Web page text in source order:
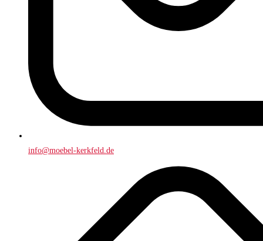
info@moebel-kerkfeld.de